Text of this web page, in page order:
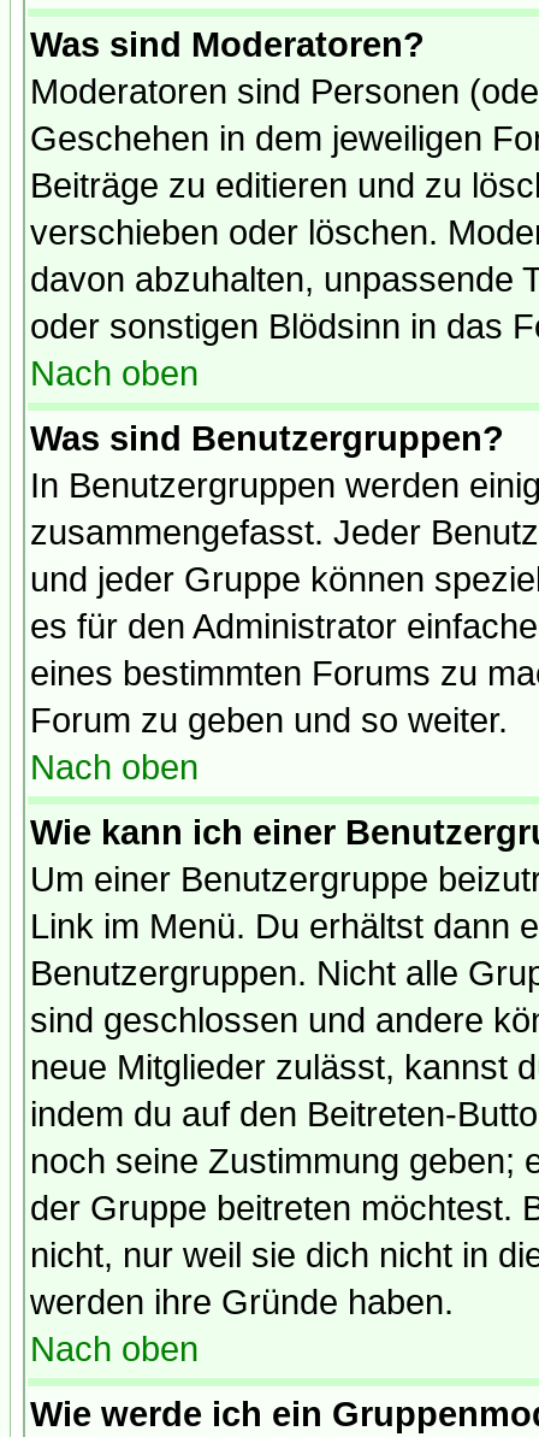
Was sind Moderatoren?
Moderatoren sind Personen
Geschehen in dem jeweiligen
Beiträge zu editieren und zu
verschieben oder löschen.
davon abzuhalten, unpassende
oder sonstigen Blödsinn in das
Nach oben
Was sind Benutzergruppen?
In Benutzergruppen werden
zusammengefasst. Jeder
und jeder Gruppe können
es für den Administrator
eines bestimmten Forums zu
Forum zu geben und so weiter.
Nach oben
Wie kann ich einer
Um einer Benutzergruppe
Link im Menü. Du erhältst dann
Benutzergruppen. Nicht alle
sind geschlossen und andere
neue Mitglieder zulässt, kannst
indem du auf den Beitreten-
noch seine Zustimmung geben;
der Gruppe beitreten möchtest.
nicht, nur weil sie dich nicht in
werden ihre Gründe haben.
Nach oben
Wie werde ich ein